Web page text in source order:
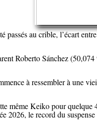
passés au crible, l’écart
Roberto Sánchez
à ressembler à une
même Keiko pour quelque
2026, le record du